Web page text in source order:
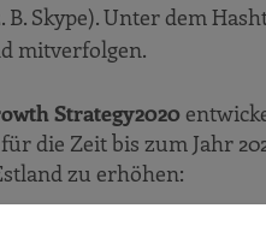
Skype). Unter dem
mitverfolgen.
Strategy2020
die Zeit bis zum Jahr
zu erhöhen: